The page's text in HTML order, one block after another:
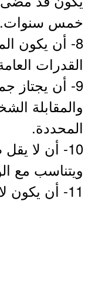
خمس سنوات.
8- أن يكون
القدرات
9- أن يجتاز
والمقابلة
المحددة.
ويتناسب مع
11- أن يكون لائقاً طبياً للخدمة العسكرية.